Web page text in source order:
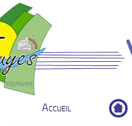
Accueil